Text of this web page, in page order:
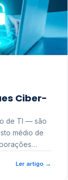
Ciber-
de TI — são
como a
Ler artigo →